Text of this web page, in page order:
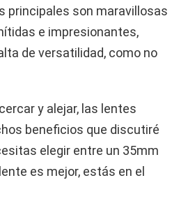
principales son maravillosas
e impresionantes,
de versatilidad, como no
y alejar, las lentes
beneficios que discutiré
elegir entre un 35mm
es mejor, estás en el